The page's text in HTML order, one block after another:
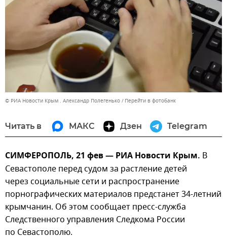
© РИА Новости Крым . Александр Полегенько Перейти в фотобанк
Читать в МАКС Дзен Telegram
СИМФЕРОПОЛЬ, 21 фев — РИА Новости Крым. В
Севастополе перед судом за растление детей
через социальные сети и распространение
порнографических материалов предстанет 34-летний
крымчанин. Об этом сообщает пресс-служба
Следственного управления Следкома России
по Севастополю.